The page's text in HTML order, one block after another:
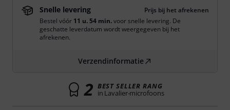
Snelle levering
Prijs bij het afrekenen
Bestel vóór 11 u. 54 min.voor snelle levering. De
geschatte leverdatum wordt weergegeven bij het
afrekenen.
Verzendinformatie
2 BEST SELLER RANG
in Lavalier-microfoons